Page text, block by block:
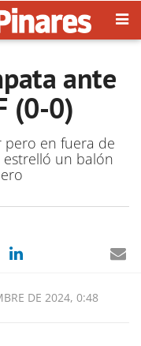
ante
(0-0)
pero en fuera de
un balón
DE 2024, 0:48